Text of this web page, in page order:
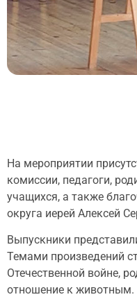
На мероприятии
комиссии, педагоги,
учащихся, а также
округа иерей Алексей
Выпускники
Темами произведений
Отечественной войне,
отношение к животным.